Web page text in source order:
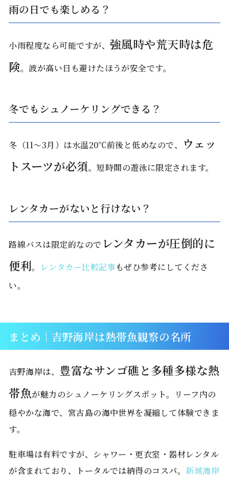
雨の日でも楽しめる？
小雨程度なら可能ですが、 強風時や荒天時は危
険。波が高い日も避けたほうが安全です。
冬でもシュノーケリングできる？
冬（11〜3月）は水温20℃前後と低めなので、 ウェッ
トスーツが必須。短時間の遊泳に限定されます。
レンタカーがないと行けない？
路線バスは限定的なので レンタカーが圧倒的に
便利。 レンタカー比較記事もぜひ参考にしてくださ
い。
まとめ｜吉野海岸は熱帯魚観察の名所
吉野海岸は、 豊富なサンゴ礁と多種多様な熱
帯魚が魅力のシュノーケリングスポット。リーフ内の
穏やかな海で、宮古島の海中世界を凝縮して体験できま
す。
駐車場は有料ですが、シャワー・更衣室・器材レンタル
が含まれており、トータルでは納得のコスパ。 新城海岸